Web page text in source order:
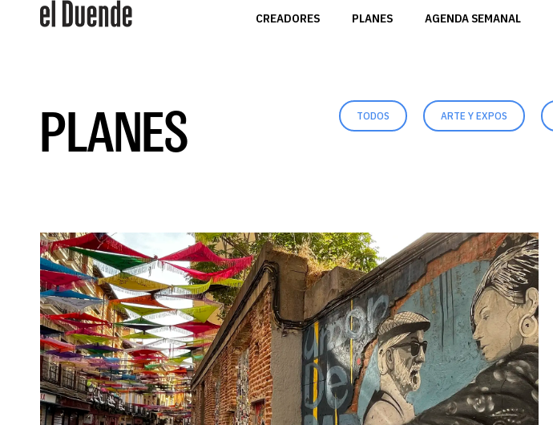
CREADORES PLANES AGENDA SEMANAL
PLANES TODOS ARTE Y EXPOS